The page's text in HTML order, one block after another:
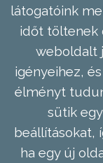
látogatóink
időt töltenek
weboldalt
igényeihez,
élményt
sütik
beállításokat,
ha egy új